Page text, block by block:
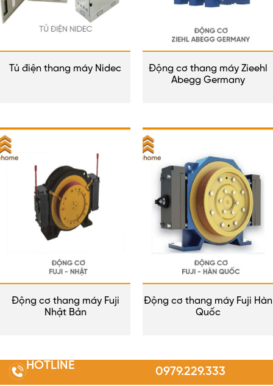
Tủ điện thang máy Nidec
Động cơ thang máy Zieehl
Abegg Germany
Động cơ thang máy Fuji
Nhật Bản
Động cơ thang máy Fuji Hàn
Quốc
HOTLINE
0979.229.333